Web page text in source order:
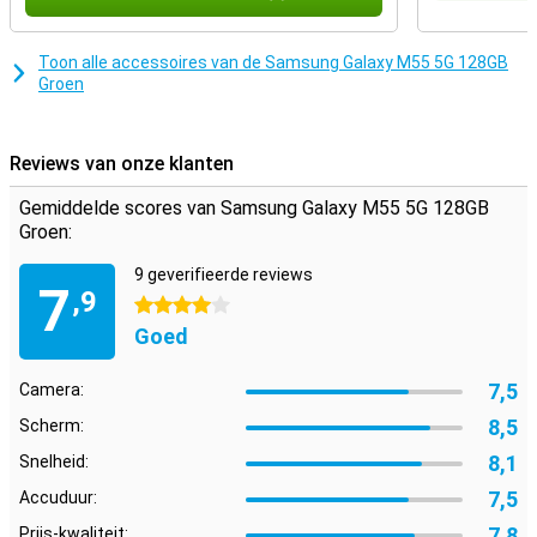
Toon alle accessoires van de Samsung Galaxy M55 5G 128GB
Groen
Reviews van onze klanten
Gemiddelde scores van Samsung Galaxy M55 5G 128GB
Groen:
7,9
9 geverifieerde reviews
4 sterren
Goed
Camera: 7,5
Scherm: 8,5
Snelheid: 8,1
Accuduur: 7,5